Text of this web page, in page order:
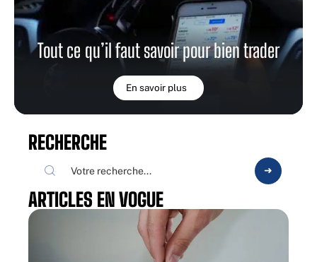
Tout ce qu’il faut savoir pour bien trader
En savoir plus
RECHERCHE
ARTICLES EN VOGUE